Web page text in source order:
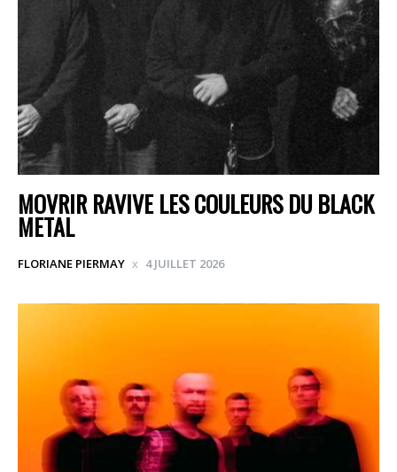
MOVRIR RAVIVE LES COULEURS DU BLACK
METAL
FLORIANE PIERMAY 4 JUILLET 2026